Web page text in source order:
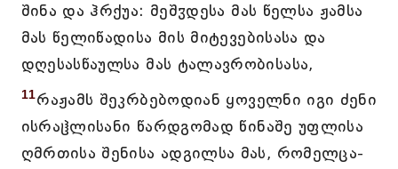
შინა და ჰრქუა: მეშჳდესა მას წელსა ჟამსა
მას წელიწადისა მის მიტევებისასა და
დღესასწაულსა მას ტალავრობისასა,
11რაჟამს შეკრბებოდიან ყოველნი იგი ძენი
ისრაჱლისანი წარდგომად წინაშე უფლისა
ღმრთისა შენისა ადგილსა მას, რომელცა-